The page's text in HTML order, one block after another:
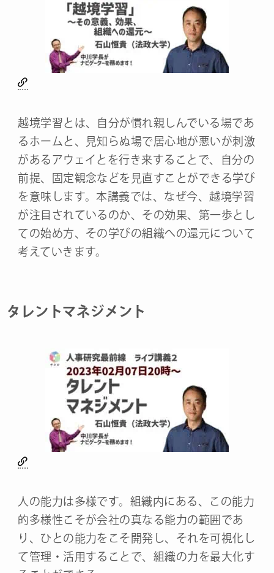
越境学習とは、自分が慣れ親しんでいる場であ
るホームと、見知らぬ場で居心地が悪いが刺激
があるアウェイとを行き来することで、自分の
前提、固定観念などを見直すことができる学び
を意味します。本講義では、なぜ今、越境学習
が注目されているのか、その効果、第一歩とし
ての始め方、その学びの組織への還元について
考えていきます。
タレントマネジメント
人の能力は多様です。組織内にある、この能力
的多様性こそが会社の真なる能力の範囲であ
り、ひとの能力をこそ開発し、それを可視化し
て管理・活用することで、組織の力を最大化す